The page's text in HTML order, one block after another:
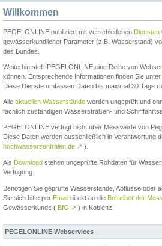
Willkommen
PEGELONLINE publiziert mit verschiedenen Diensten
gewässerkundlicher Parameter (z.B. Wasserstand)
des Bundes.
Weiterhin stellt PEGELONLINE eine Reihe von
können. Entsprechende Informationen finden Sie unter
Diese Dienste umfassen Daten bis maximal 30 Tage
Alle aktuellen Wasserstände werden ungeprüft und
fachlich zuständigen Wasserstraßen- und
PEGELONLINE verfügt nicht über Messwerte von
Diese Daten werden ausschließlich in Verantwortung
hochwasserzentralen.de ↗ ).
Als Download stehen ungeprüfte Rohdaten für
Verfügung.
Benötigen Sie geprüfte Wasserstände, Abflüsse oder
Sie sich bitte per Email direkt an die Betreiber der
Gewässerkunde ( BfG ↗ ) in Koblenz.
PEGELONLINE Webservices